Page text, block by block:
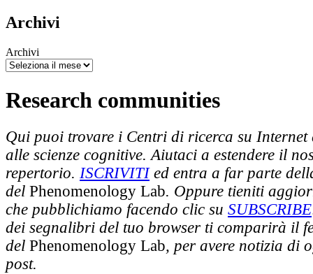
Archivi
Archivi
Research communities
Qui puoi trovare i Centri di ricerca su Internet
alle scienze cognitive. Aiutaci a estendere il
repertorio. ISCRIVITIed entra a far parte
del Phenomenology Lab. Oppure tieniti
che pubblichiamo facendo clic su SUBSCRIBE
dei segnalibri del tuo browser ti comparirà il
del Phenomenology Lab, per avere notizia di
post.